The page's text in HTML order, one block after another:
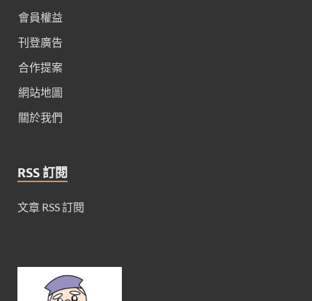
會員權益
刊登廣告
合作提案
網站地圖
關於我們
RSS 訂閱
文章 RSS 訂閱